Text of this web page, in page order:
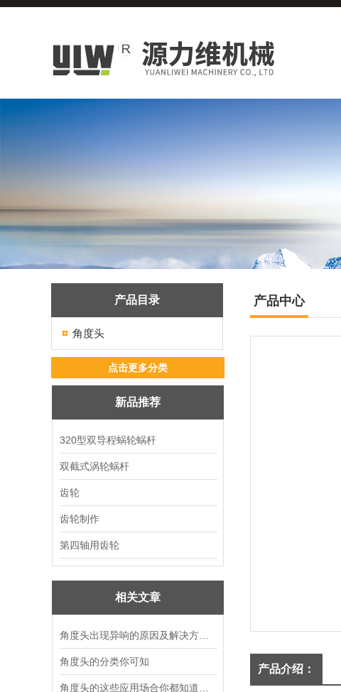
产品目录
角度头
点击更多分类
新品推荐
320型双导程蜗轮蜗杆
双截式涡轮蜗杆
齿轮
齿轮制作
第四轴用齿轮
相关文章
角度头的分类你可知
产品中心
产品介绍：